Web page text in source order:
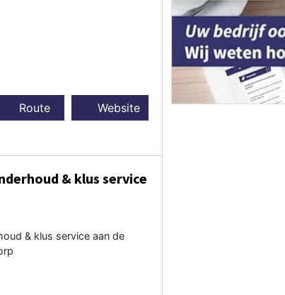
Route Website
& klus service
& klus service aan de